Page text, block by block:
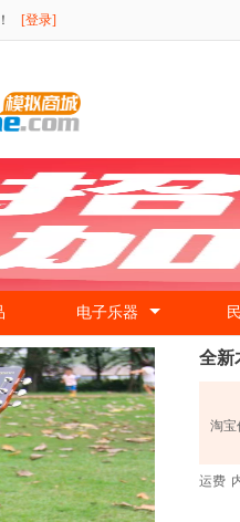
[登录]
电子乐器
全新
淘宝
运费